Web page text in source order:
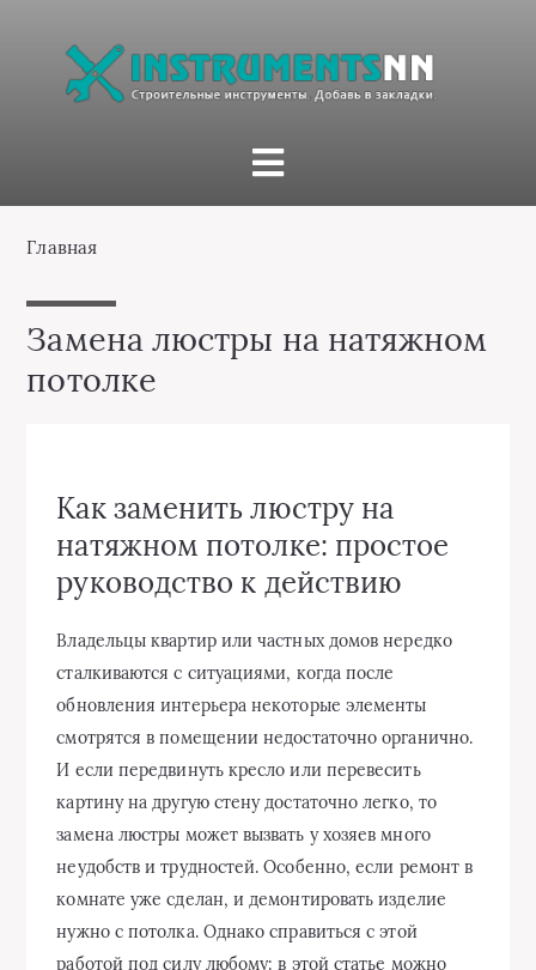
Главная
Замена люстры на натяжном
потолке
Как заменить люстру на
натяжном потолке: простое
руководство к действию
Владельцы квартир или частных домов нередко
сталкиваются с ситуациями, когда после
обновления интерьера некоторые элементы
смотрятся в помещении недостаточно органично.
И если передвинуть кресло или перевесить
картину на другую стену достаточно легко, то
замена люстры может вызвать у хозяев много
неудобств и трудностей. Особенно, если ремонт в
комнате уже сделан, и демонтировать изделие
нужно с потолка. Однако справиться с этой
работой под силу любому: в этой статье можно